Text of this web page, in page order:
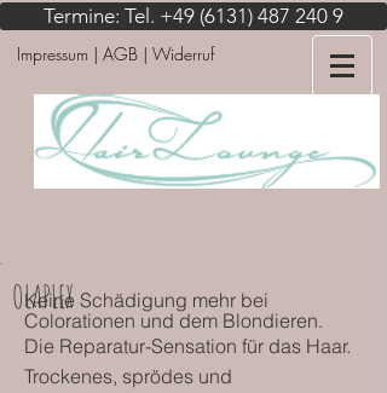
Termine: Tel. +49 (6131) 487 240 9
Impressum | AGB | Widerruf
OLAPLEX
Keine Schädigung mehr bei
Colorationen und dem Blondieren.
Die Reparatur-Sensation für das Haar.
Trockenes, sprödes und